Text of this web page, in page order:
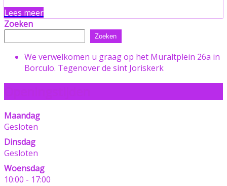
Lees meer
Zoeken
Zoeken
We verwelkomen u graag op het Muraltplein 26a in
Borculo. Tegenover de sint Joriskerk
Maandag
Gesloten
Dinsdag
Gesloten
Woensdag
10:00 - 17:00